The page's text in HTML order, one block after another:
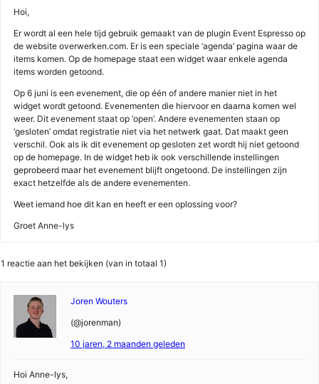
Hoi,
Er wordt al een hele tijd gebruik gemaakt van de plugin Event Espresso op
de website overwerken.com. Er is een speciale ‘agenda’ pagina waar de
items komen. Op de homepage staat een widget waar enkele agenda
items worden getoond.
Op 6 juni is een evenement, die op één of andere manier niet in het
widget wordt getoond. Evenementen die hiervoor en daarna komen wel
weer. Dit evenement staat op ‘open’. Andere evenementen staan op
‘gesloten’ omdat registratie niet via het netwerk gaat. Dat maakt geen
verschil. Ook als ik dit evenement op gesloten zet wordt hij niet getoond
op de homepage. In de widget heb ik ook verschillende instellingen
geprobeerd maar het evenement blijft ongetoond. De instellingen zijn
exact hetzelfde als de andere evenementen.
Weet iemand hoe dit kan en heeft er een oplossing voor?
Groet Anne-lys
1 reactie aan het bekijken (van in totaal 1)
Joren Wouters
(@jorenman)
10 jaren, 2 maanden geleden
Hoi Anne-lys,